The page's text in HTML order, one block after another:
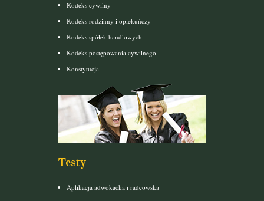
Kodeks cywilny
Kodeks rodzinny i opiekuńczy
Kodeks spółek handlowych
Kodeks postępowania cywilnego
Konstytucja
Testy
Aplikacja adwokacka i radcowska